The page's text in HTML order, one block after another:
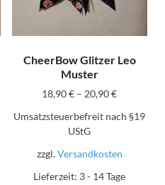
CheerBow Glitzer Leo
Muster
18,90€ – 20,90€
Umsatzsteuerbefreit nach §19
UStG
zzgl.Versandkosten
Lieferzeit: 3 - 14 Tage